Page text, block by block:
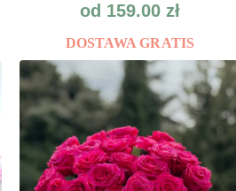
od 159.00 zł
DOSTAWA GRATIS